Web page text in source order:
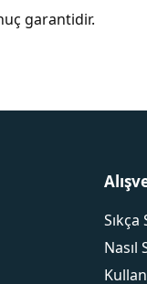
garantidir.